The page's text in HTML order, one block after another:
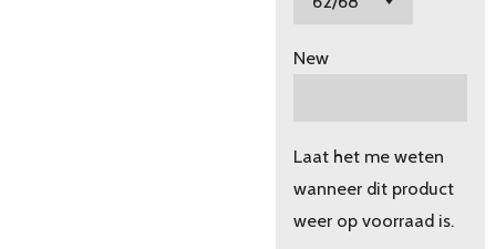
New
Laat het me weten
wanneer dit product
weer op voorraad is.